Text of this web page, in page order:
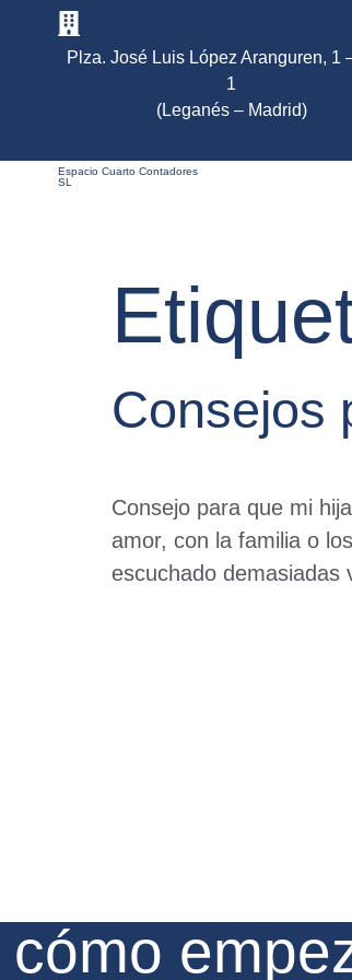
Plza. José Luis López Aranguren, 1
1
(Leganés – Madrid)
Espacio Cuarto Contadores
SL
Consejos
Consejo para que mi
amor, con la familia o
escuchado